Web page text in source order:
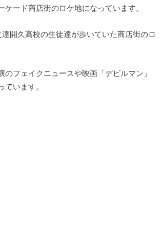
ケード商店街のロケ地になっています。
開久高校の生徒達が歩いていた商店街のロ
のフェイクニュースや映画「デビルマン」
います。